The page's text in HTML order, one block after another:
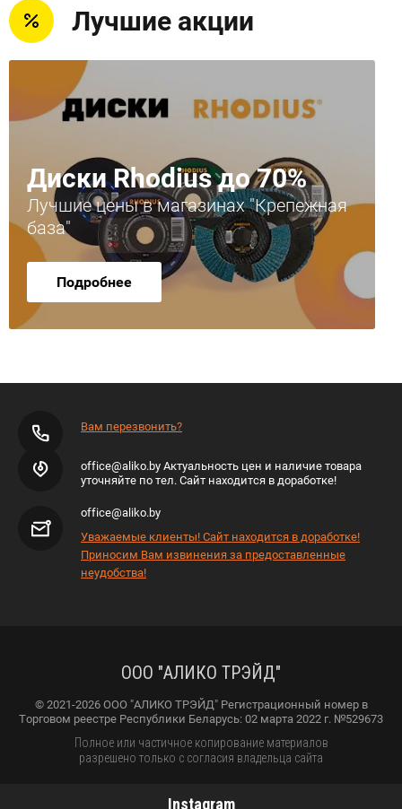
Лучшие акции
Диски Rhodius до 70%
Лучшие цены в магазинах "Крепежная
база"
Подробнее
Вам перезвонить?
office@aliko.by Актуальность цен и наличие товара
уточняйте по тел. Сайт находится в доработке!
office@aliko.by
Уважаемые клиенты! Сайт находится в доработке!
Приносим Вам извинения за предоставленные
неудобства!
ООО "АЛИКО ТРЭЙД"
© 2021-2026 ООО "АЛИКО ТРЭЙД" Регистрационный номер в
Торговом реестре Республики Беларусь: 02 марта 2022 г. №529673
Полное или частичное копирование материалов
разрешено только с согласия владельца сайта
Instagram